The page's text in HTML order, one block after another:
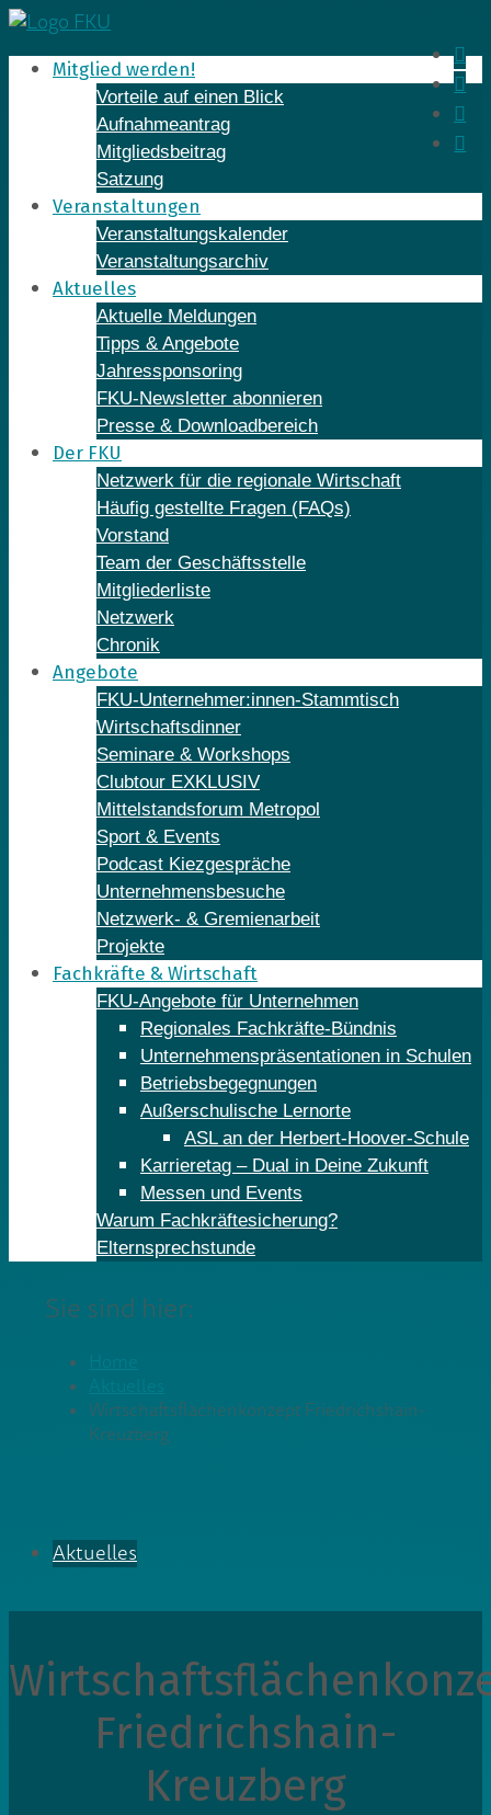
Skip
to
contentMitglied werden!
Vorteile auf einen Blick
Aufnahmeantrag
Mitgliedsbeitrag
Satzung
Veranstaltungen
Veranstaltungskalender
Veranstaltungsarchiv
Aktuelles
Aktuelle Meldungen
Tipps & Angebote
Jahressponsoring
FKU-Newsletter abonnieren
Presse & Downloadbereich
Der FKU
Netzwerk für die regionale Wirtschaft
Häufig gestellte Fragen (FAQs)
Vorstand
Team der Geschäftsstelle
Mitgliederliste
Netzwerk
Chronik
Angebote
FKU-Unternehmer:innen-Stammtisch
Wirtschaftsdinner
Seminare & Workshops
Clubtour EXKLUSIV
Mittelstandsforum Metropol
Sport & Events
Podcast Kiezgespräche
Unternehmensbesuche
Netzwerk- & Gremienarbeit
Projekte
Fachkräfte & Wirtschaft
FKU-Angebote für Unternehmen
Regionales Fachkräfte-Bündnis
Unternehmenspräsentationen in Schulen
Betriebsbegegnungen
Außerschulische Lernorte
ASL an der Herbert-Hoover-Schule
Karrieretag – Dual in Deine Zukunft
Messen und Events
Warum Fachkräftesicherung?
Elternsprechstunde
Sie sind hier:
Wirtschaftsflächenkonzept Friedrichshain-
Kreuzberg
Aktuelles
Friedrichshain-
Kreuzberg